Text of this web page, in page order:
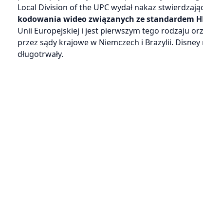
Local Division of the UPC wydał nakaz
kodowania wideo związanych ze standardem
Unii Europejskiej i jest pierwszym tego rodzaju
przez sądy krajowe w Niemczech i Brazylii.
długotrwały.